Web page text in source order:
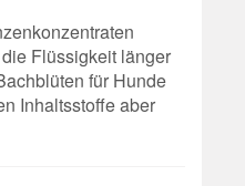
Flüssigkeit länger
für Hunde
Inhaltsstoffe aber